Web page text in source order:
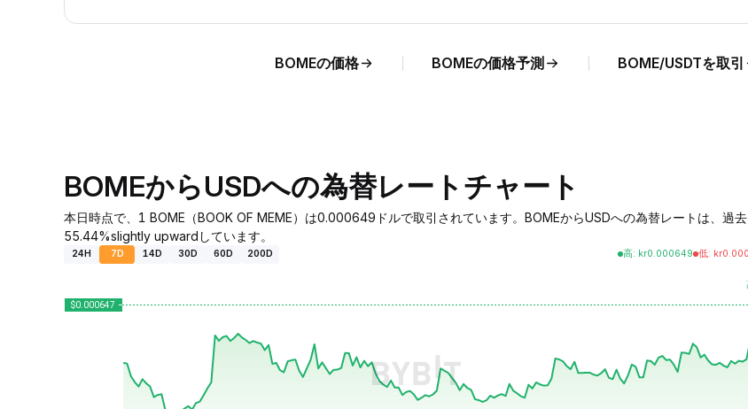
BOMEの価格 BOMEの価格予測 BOME/USDTを取引
BOMEからUSDへの為替レートチャート
本日時点で、1 BOME（BOOK OF MEME）は0.000649ドルで取引されています。BOMEからUSDへの為替レートは、
55.44%slightly upwardしています。
24H 7D 14D 30D 60D 200D 高: kr0.000649 低: kr